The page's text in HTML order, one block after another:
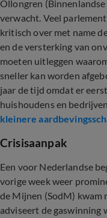
Ollongren
verwacht. Veel
kritisch over met name
en de versterking van
moeten uitleggen
sneller kan worden
jaar de tijd omdat er
huishoudens en
kleinere
Crisisaanpak
Een voor Nederlandse
vorige week weer
de Mijnen (SodM) kwam
adviseert de gaswinning